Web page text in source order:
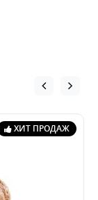
ХИТ ПРОДАЖ